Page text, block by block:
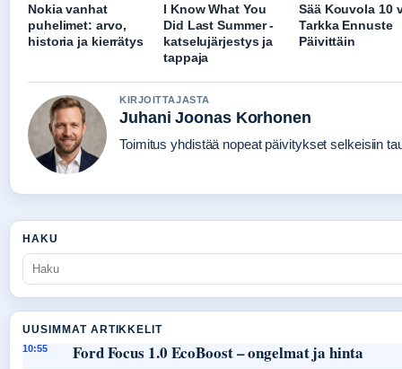
Nokia vanhat
puhelimet: arvo,
historia ja kierrätys
I Know What You
Did Last Summer -
katselujärjestys ja
tappaja
Sää Kouvola 10
Tarkka Ennuste
Päivittäin
KIRJOITTAJASTA
Juhani Joonas Korhonen
Toimitus yhdistää nopeat päivitykset selkeisiin
HAKU
UUSIMMAT ARTIKKELIT
10:55 Ford Focus 1.0 EcoBoost – ongelmat ja hinta